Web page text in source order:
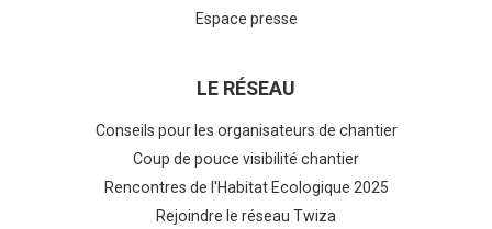
Espace presse
LE RÉSEAU
Conseils pour les organisateurs de chantier
Coup de pouce visibilité chantier
Rencontres de l'Habitat Ecologique 2025
Rejoindre le réseau Twiza